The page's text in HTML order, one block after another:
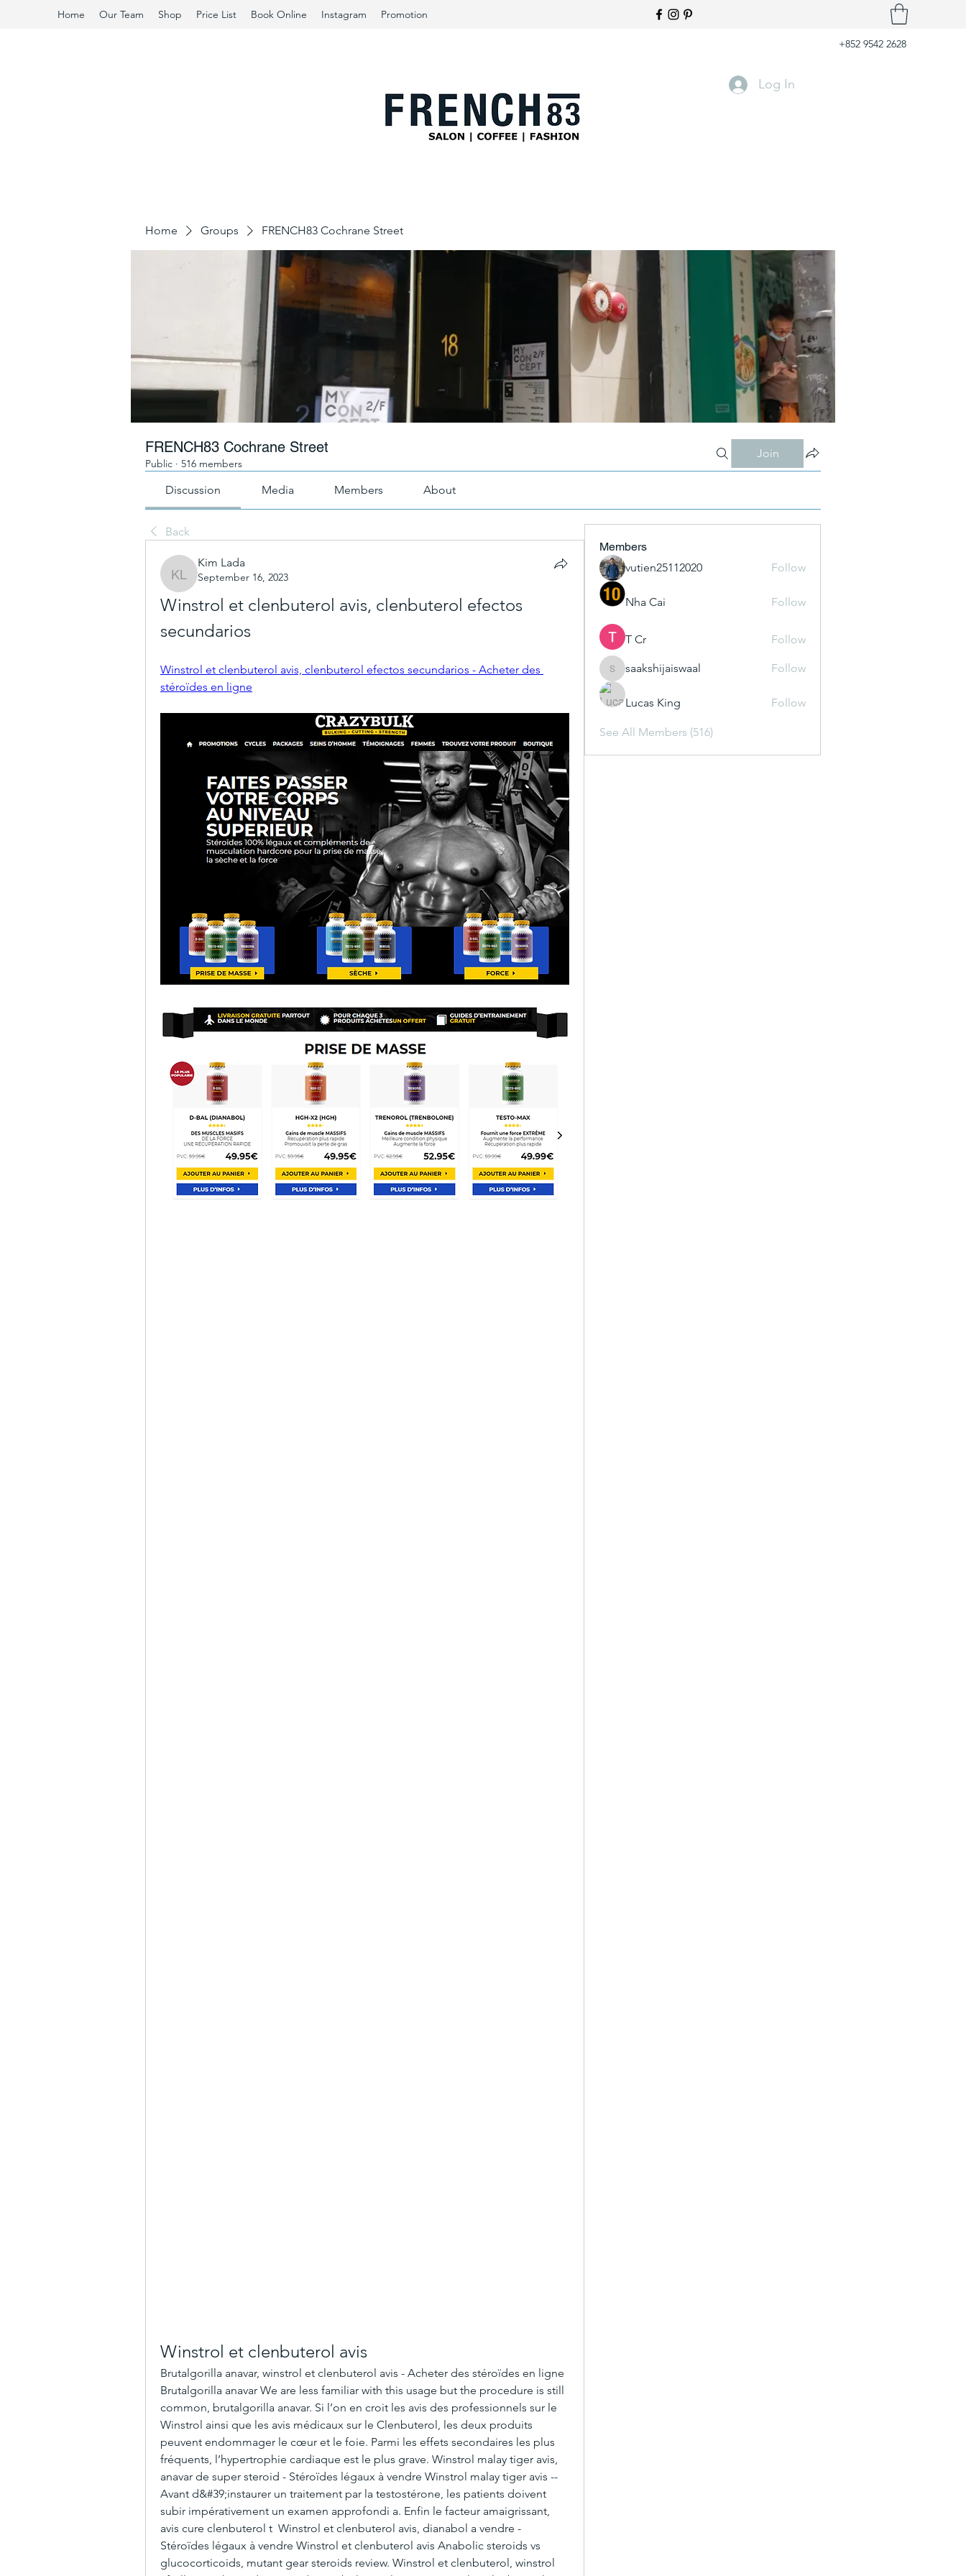
Home Our Team Shop Price List Book Online Instagram Promotion
+852 9542 2628
Log In
Home Groups FRENCH83 Cochrane Street
FRENCH83 Cochrane Street
Public · 516 members
Join
Discussion Media Members About
Back
Kim Lada
Kim Lada
September 16, 2023
Winstrol et clenbuterol avis, clenbuterol efectos
secundarios
Winstrol et clenbuterol avis, clenbuterol efectos secundarios - Acheter des
stéroïdes en ligne
Winstrol et clenbuterol avis
Brutalgorilla anavar, winstrol et clenbuterol avis - Acheter des stéroïdes en ligne
Brutalgorilla anavar We are less familiar with this usage but the procedure is still
common, brutalgorilla anavar. Si l’on en croit les avis des professionnels sur le
Winstrol ainsi que les avis médicaux sur le Clenbuterol, les deux produits
peuvent endommager le cœur et le foie. Parmi les effets secondaires les plus
fréquents, l’hypertrophie cardiaque est le plus grave. Winstrol malay tiger avis,
anavar de super steroid - Stéroïdes légaux à vendre Winstrol malay tiger avis --
Avant d&#39;instaurer un traitement par la testostérone, les patients doivent
subir impérativement un examen approfondi a. Enfin le facteur amaigrissant,
avis cure clenbuterol t  Winstrol et clenbuterol avis, dianabol a vendre -
Stéroïdes légaux à vendre Winstrol et clenbuterol avis Anabolic steroids vs
glucocorticoids, mutant gear steroids review. Winstrol et clenbuterol, winstrol
Members
vutien25112020
Follow
Nha Cai Follow
T Cr Follow
saakshijaiswaal
saakshijaiswaal Follow
Lucas King Follow
See All Members (516)